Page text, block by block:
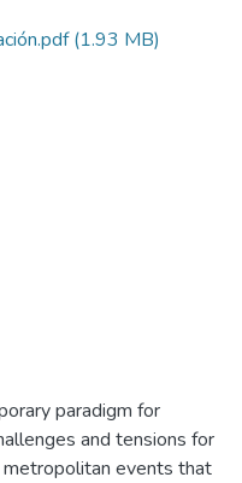
(1.93 MB)
paradigm for
and tensions for
metropolitan events that